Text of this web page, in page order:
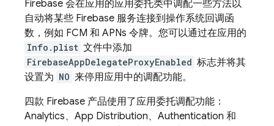
Firebase 会在应用的应用委托类中调配一些方法以
自动将某些 Firebase 服务连接到操作系统回调函
数，例如 FCM 和 APNs 令牌。您可以通过在应用的
Info.plist 文件中添加
FirebaseAppDelegateProxyEnabled 标志并将其
设置为 NO 来停用应用中的调配功能。
四款 Firebase 产品使用了应用委托调配功能：
Analytics、 App Distribution、 Authentication 和